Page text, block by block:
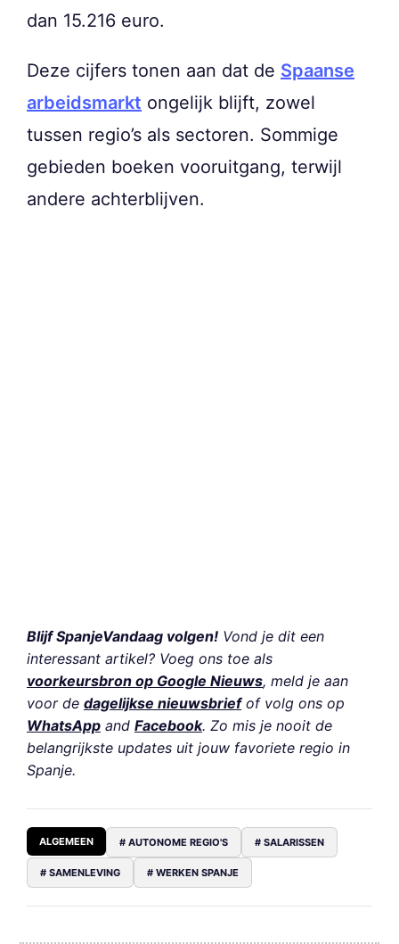
dan 15.216 euro.
Deze cijfers tonen aan dat de Spaanse
arbeidsmarkt ongelijk blijft, zowel
tussen regio’s als sectoren. Sommige
gebieden boeken vooruitgang, terwijl
andere achterblijven.
Blijf SpanjeVandaag volgen! Vond je dit een
interessant artikel? Voeg ons toe als
voorkeursbron op Google Nieuws, meld je aan
voor de dagelijkse nieuwsbriefof volg ons op
WhatsApp and Facebook. Zo mis je nooit de
belangrijkste updates uit jouw favoriete regio in
Spanje.
ALGEMEEN # AUTONOME REGIO'S # SALARISSEN
# SAMENLEVING # WERKEN SPANJE